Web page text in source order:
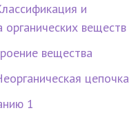
и
органических веществ
вещества
цепочка
1